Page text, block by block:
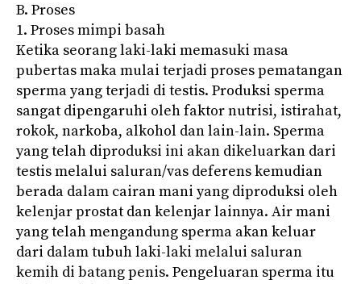
B. Proses
1. Proses mimpi basah
Ketika seorang laki-laki memasuki masa
pubertas maka mulai terjadi proses pematangan
sperma yang terjadi di testis. Produksi sperma
sangat dipengaruhi oleh faktor nutrisi, istirahat,
rokok, narkoba, alkohol dan lain-lain. Sperma
yang telah diproduksi ini akan dikeluarkan dari
testis melalui saluran/vas deferens kemudian
berada dalam cairan mani yang diproduksi oleh
kelenjar prostat dan kelenjar lainnya. Air mani
yang telah mengandung sperma akan keluar
dari dalam tubuh laki-laki melalui saluran
kemih di batang penis. Pengeluaran sperma itu